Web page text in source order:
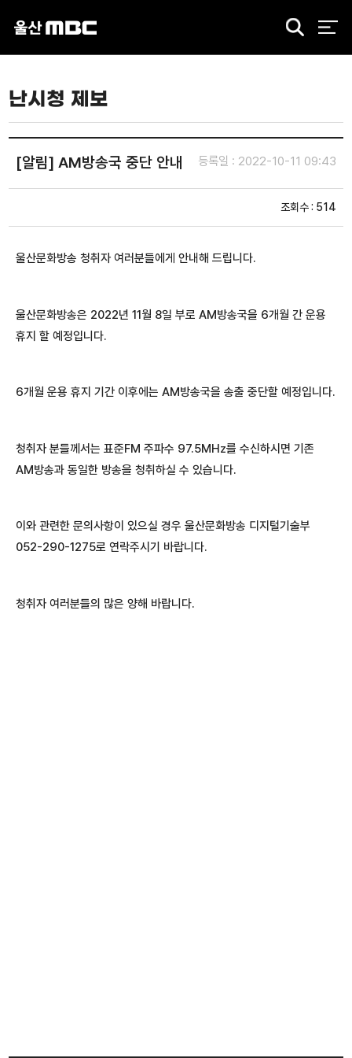
검
난시청 제보
[알림] AM방송국 중단 안내 등록일 : 2022-10-11 09:43
조회수 : 514
울산문화방송 청취자 여러분들에게 안내해 드립니다.
울산문화방송은 2022년 11월 8일 부로 AM방송국을 6개월 간 운용
휴지 할 예정입니다.
6개월 운용 휴지 기간 이후에는 AM방송국을 송출 중단할 예정입니다.
청취자 분들께서는 표준FM 주파수 97.5MHz를 수신하시면 기존
AM방송과 동일한 방송을 청취하실 수 있습니다.
이와 관련한 문의사항이 있으실 경우 울산문화방송 디지털기술부
052-290-1275로 연락주시기 바랍니다.
청취자 여러분들의 많은 양해 바랍니다.